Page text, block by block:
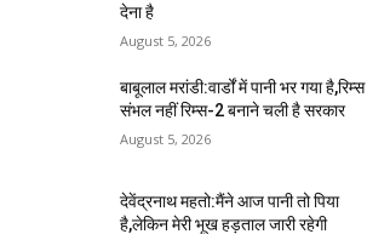
देना है
August 5, 2026
बाबूलाल मरांडी:वार्डों में पानी भर गया है,रिम्स
संभल नहीं रिम्स-2 बनाने चली है सरकार
August 5, 2026
देवेंद्रनाथ महतो:मैंने आज पानी तो पिया
है,लेकिन मेरी भूख हड़ताल जारी रहेगी